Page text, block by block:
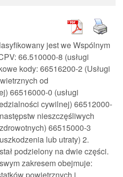
jest we Wspólnym
66.510000-8 (usługi
kody: 66516200-2 (Usługi
od
66516000-0 (usługi
cywilnej) 66512000-
nieszczęśliwych
66515000-3
lub utraty) 2.
podzielony na dwie części.
zakresem obejmuje: